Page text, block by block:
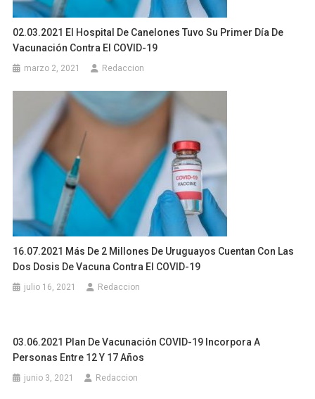
02.03.2021 El Hospital De Canelones Tuvo Su Primer Día De
Vacunación Contra El COVID-19
marzo 2, 2021 Redaccion
16.07.2021 Más De 2 Millones De Uruguayos Cuentan Con Las
Dos Dosis De Vacuna Contra El COVID-19
julio 16, 2021 Redaccion
03.06.2021 Plan De Vacunación COVID-19 Incorpora A
Personas Entre 12 Y 17 Años
junio 3, 2021 Redaccion